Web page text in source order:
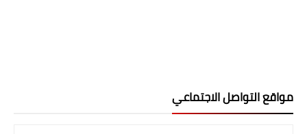
مواقع التواصل الاجتماعي